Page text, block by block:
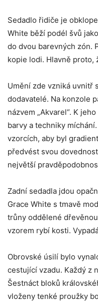
Sedadlo řidiče je
White běží podél švů
do dvou barevných zón.
kopie lodi. Hlavně proto,
Umění zde vzniká uvnitř
dodavatelé. Na konzole
názvem „Akvarel“. K
barvy a techniky
vzorcích, aby byl
předvést svou
největší
Zadní sedadla jdou
Grace White s tmavě
trůny oddělené
vzorem rybí kosti.
Obrovské úsilí bylo
cestující vzadu. Každý z
Šestnáct bloků
vloženy tenké proužky